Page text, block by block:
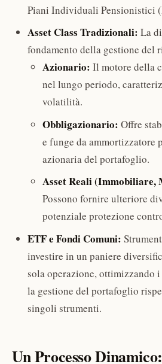
Piani Individuali Pensionistici
Asset Class Tradizionali: La
fondamento della gestione del
Azionario: Il motore della
nel lungo periodo,
volatilità.
Obbligazionario: Offre
e funge da ammortizzatore
azionaria del portafoglio.
Asset Reali (Immobiliare,
Possono fornire ulteriore
potenziale protezione
ETF e Fondi Comuni:
investire in un paniere
sola operazione, ottimizzando
la gestione del portafoglio
singoli strumenti.
Un Processo